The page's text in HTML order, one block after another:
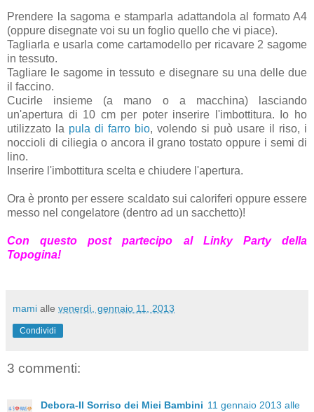
Prendere la sagoma e stamparla adattandola al formato A4
(oppure disegnate voi su un foglio quello che vi piace).
Tagliarla e usarla come cartamodello per ricavare 2 sagome
in tessuto.
Tagliare le sagome in tessuto e disegnare su una delle due
il faccino.
Cucirle insieme (a mano o a macchina) lasciando
un'apertura di 10 cm per poter inserire l'imbottitura. Io ho
utilizzato la pula di farro bio, volendo si può usare il riso, i
noccioli di ciliegia o ancora il grano tostato oppure i semi di
lino.
Inserire l'imbottitura scelta e chiudere l'apertura.
Ora è pronto per essere scaldato sui caloriferi oppure essere
messo nel congelatore (dentro ad un sacchetto)!
Con questo post partecipo al Linky Party della
Topogina!
mami alle venerdì, gennaio 11, 2013
Condividi
3 commenti:
Debora-Il Sorriso dei Miei Bambini 11 gennaio 2013 alle